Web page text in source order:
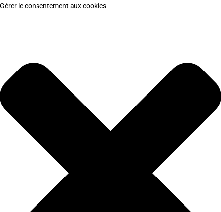
Gérer le consentement aux cookies